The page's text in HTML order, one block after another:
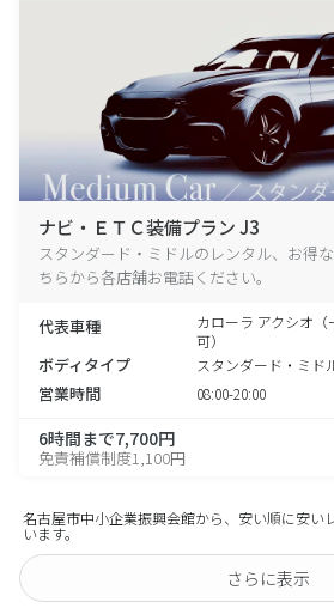
ナビ・ＥＴＣ装備プラン J3
スタンダード・ミドルのレンタル、お得
ちらから各店舗お電話ください。
代表車種
カローラ アクシオ（
可）
ボディタイプ スタンダード・ミド
営業時間 08:00-20:00
6時間まで7,700円
免責補償制度1,100円
名古屋市中小企業振興会館から、安い順に安い
います。
さらに表示